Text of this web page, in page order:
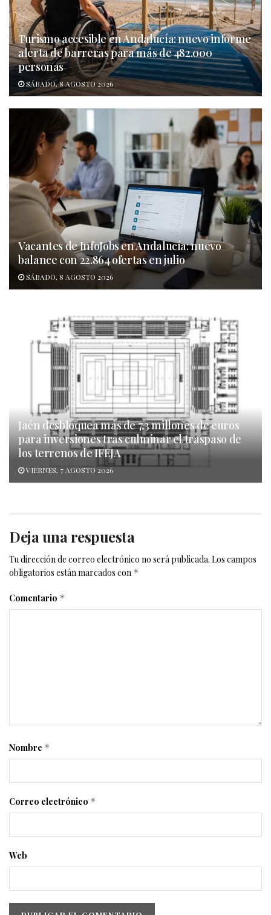
Turismo accesible en Andalucía: nuevo informe
alerta de barreras para más de 482.000
personas
SÁBADO, 8 AGOSTO 2026
Vacantes de InfoJobs en Andalucía: nuevo
balance con 22.864 ofertas en julio
SÁBADO, 8 AGOSTO 2026
Jaén desbloquea más de 7,3 millones de euros
para inversiones tras culminar el traspaso de
los terrenos de IFEJA
VIERNES, 7 AGOSTO 2026
Deja una respuesta
Tu dirección de correo electrónico no será publicada. Los campos
obligatorios están marcados con *
Comentario *
Nombre *
Correo electrónico *
Web